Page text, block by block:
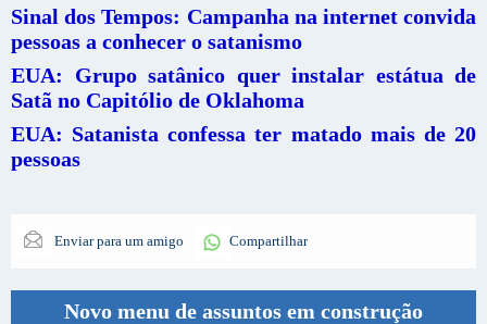
Sinal dos Tempos: Campanha na internet convida
pessoas a conhecer o satanismo
EUA: Grupo satânico quer instalar estátua de
Satã no Capitólio de Oklahoma
EUA: Satanista confessa ter matado mais de 20
pessoas
Enviar para um amigo Compartilhar
Novo menu de assuntos em construção